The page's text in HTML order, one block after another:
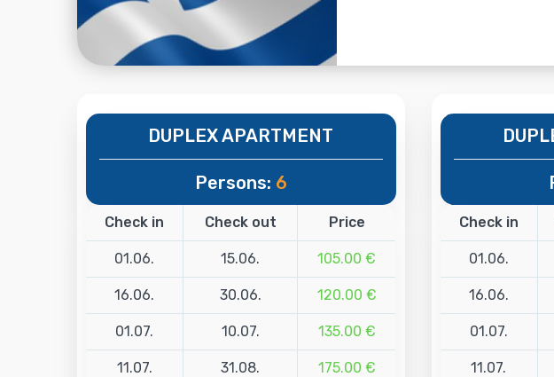
DUPLEX APARTMENT
Persons: 6
Check in Check out Price
01.06. 15.06. 105.00 €
16.06. 30.06. 120.00 €
01.07. 10.07. 135.00 €
11.07. 31.08. 175.00 €
Check in
01.06.
16.06.
01.07.
11.07.